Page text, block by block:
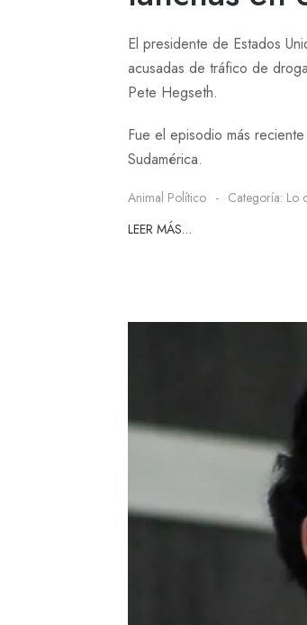
El presidente de Estados
acusadas de tráfico de
Pete Hegseth.
Fue el episodio más
Sudamérica.
Animal Político Categoría: Lo
LEER MÁS…